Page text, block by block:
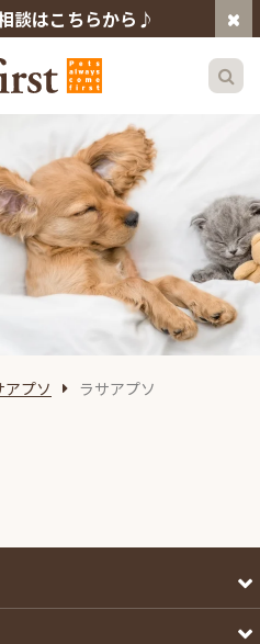
談はこちらから♪
アプソ ラサアプソ